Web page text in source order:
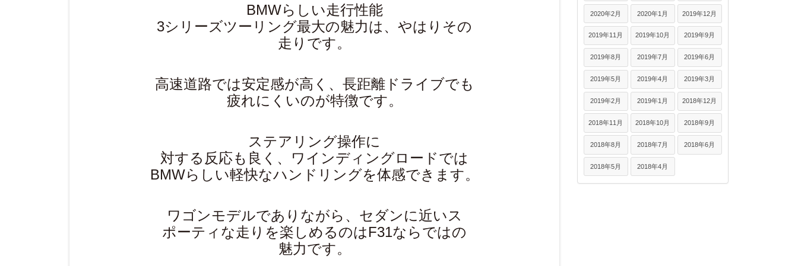
BMWらしい走行性能
3シリーズツーリング最大の魅力は、やはりその
走りです。
高速道路では安定感が高く、長距離ドライブでも
疲れにくいのが特徴です。
ステアリング操作に
対する反応も良く、ワインディングロードでは
BMWらしい軽快なハンドリングを体感できます。
ワゴンモデルでありながら、セダンに近いス
ポーティな走りを楽しめるのはF31ならではの
魅力です。
2020年2月 2020年1月 2019年12月
2019年11月 2019年10月 2019年9月
2019年8月 2019年7月 2019年6月
2019年5月 2019年4月 2019年3月
2019年2月 2019年1月 2018年12月
2018年11月 2018年10月 2018年9月
2018年8月 2018年7月 2018年6月
2018年5月 2018年4月